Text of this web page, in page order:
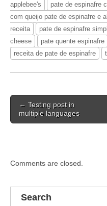
applebee's
pate de espinafre
com queijo pate de espinafre e
receita
pate de espinafre
cheese
pate quente espinafre
receita de pate de espinafre
Post
navigation
← Testing post in
multiple languages
Comments are closed.
Search